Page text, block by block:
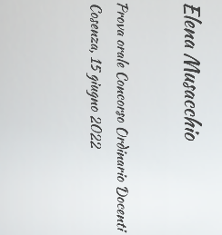
Elena Musacchio
Prova orale Concorso Ordinario Docenti
Cosenza, 15 giugno 2022